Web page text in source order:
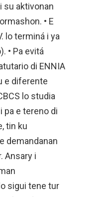
su aktivonan
• E
lo terminá i ya
• Pa evitá
di ENNIA
e diferente
lo studia
pa e tereno di
tin ku
demandanan
Ansary i
sigui tene tur